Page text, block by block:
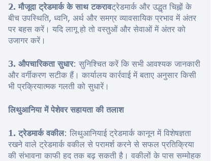
2. मौजूदा ट्रेडमार्क के साथ टकरावट्रेडमार्क और उद्धृत चिह्नों के
बीच उपस्थिति, ध्वनि, अर्थ और समग्र व्यावसायिक प्रभाव में अंतर
पर बहस करें। यदि लागू हो तो वस्तुओं और सेवाओं में अंतर को
उजागर करें।
3. औपचारिकता सुधार: सुनिश्चित करें कि सभी आवश्यक जानकारी
और वर्गीकरण सटीक हैं। कार्यालय कार्रवाई में बताए अनुसार किसी
भी प्रक्रियात्मक गलती को सुधारें।
लिथुआनिया में पेशेवर सहायता की तलाश
1. ट्रेडमार्क वकील: लिथुआनियाई ट्रेडमार्क कानून में विशेषज्ञता
रखने वाले ट्रेडमार्क वकील से परामर्श करने से सफल प्रतिक्रिया
की संभावना काफी हद तक बढ़ सकती है। वकीलों के पास सम्मोहक